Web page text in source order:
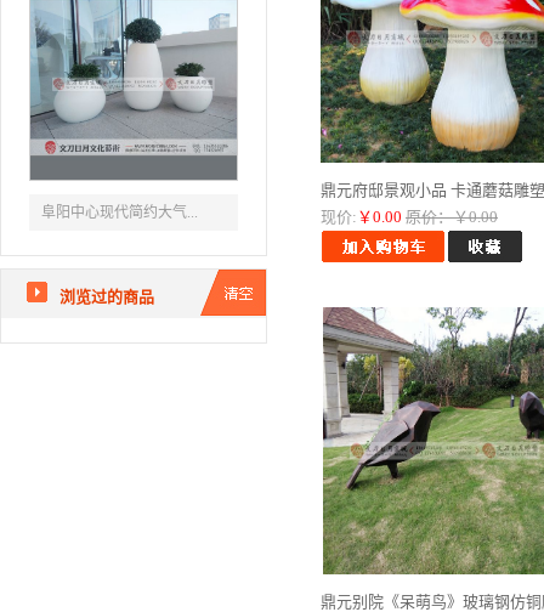
阜阳中心现代简约大气...
浏览过的商品
鼎元府邸景观小品 卡通蘑菇雕
现价: ￥0.00 原价：￥0.00
鼎元别院《呆萌鸟》玻璃钢仿铜